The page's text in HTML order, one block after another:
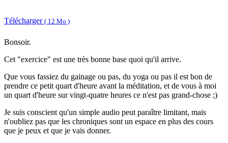
Télécharger ( 12 Mo )
Bonsoir.
Cet "exercice" est une très bonne base quoi qu'il arrive.
Que vous fassiez du gainage ou pas, du yoga ou pas il est bon de
prendre ce petit quart d'heure avant la méditation, et de vous à moi
un quart d'heure sur vingt-quatre heures ce n'est pas grand-chose ;)
Je suis conscient qu'un simple audio peut paraître limitant, mais
n'oubliez pas que les chroniques sont un espace en plus des cours
que je peux et que je vais donner.